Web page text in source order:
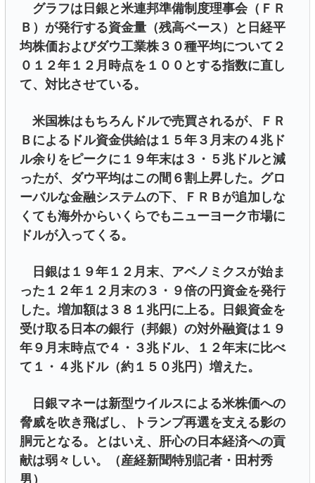
グラフは日銀と米連邦準備制度理事会（ＦＲ
Ｂ）が発行する資金量（残高ベース）と日経平
均株価およびダウ工業株３０種平均について２
０１２年１２月時点を１００とする指数に直し
て、対比させている。
米国株はもちろんドルで売買されるが、ＦＲ
Ｂによるドル資金供給は１５年３月末の４兆ド
ル余りをピークに１９年末は３・５兆ドルと減
ったが、ダウ平均はこの間６割上昇した。グロ
ーバルな金融システムの下、ＦＲＢが追加しな
くても海外からいくらでもニューヨーク市場に
ドルが入ってくる。
日銀は１９年１２月末、アベノミクスが始ま
った１２年１２月末の３・９倍の円資金を発行
した。増加額は３８１兆円に上る。日銀資金を
受け取る日本の銀行（邦銀）の対外融資は１９
年９月末時点で４・３兆ドル、１２年末に比べ
て１・４兆ドル（約１５０兆円）増えた。
日銀マネーは新型ウイルスによる米株価への
脅威を吹き飛ばし、トランプ再選を支える影の
胴元となる。とはいえ、肝心の日本経済への貢
献は弱々しい。（産経新聞特別記者・田村秀
男）